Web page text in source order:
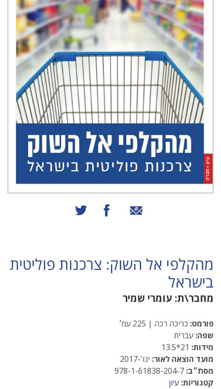
שיתוף באמצעות אימייל
שיתוף בפייסבוק
מהקלפי אל השוק: צרכנות פוליטית
בישראל
מחבר\ת: עומרי שמיר
פורמט: כריכה רכה | 225 עמ׳
שפה: עברית
מידות:
מועד הוצאה לאור: ינו'-2017
מסתֿ״ב:
קטגוריות: עיון